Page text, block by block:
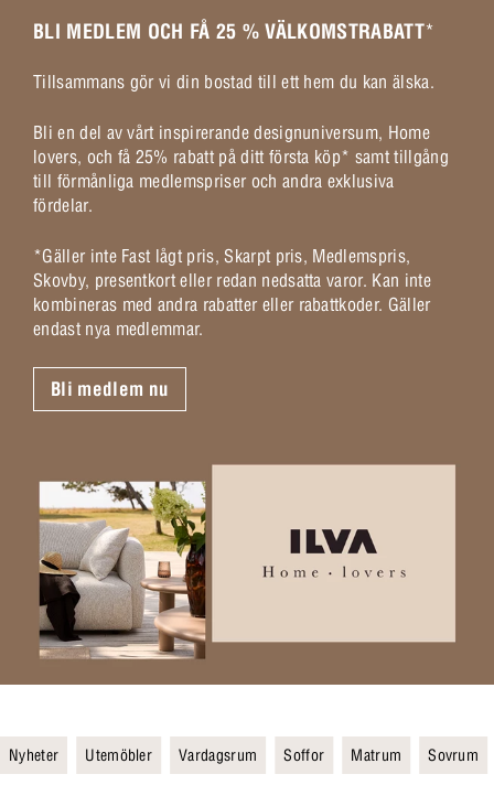
BLI MEDLEM OCH FÅ 25 % VÄLKOMSTRABATT*
Tillsammans gör vi din bostad till ett hem du kan älska.
Bli en del av vårt inspirerande designuniversum, Home
lovers, och få 25% rabatt på ditt första köp* samt tillgång
till förmånliga medlemspriser och andra exklusiva
fördelar.
*Gäller inte Fast lågt pris, Skarpt pris, Medlemspris,
Skovby, presentkort eller redan nedsatta varor. Kan inte
kombineras med andra rabatter eller rabattkoder. Gäller
endast nya medlemmar.
Bli medlem nu
Nyheter Utemöbler Vardagsrum Soffor Matrum Sovrum